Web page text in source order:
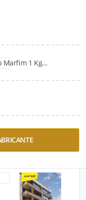
Marfim 1 Kg...